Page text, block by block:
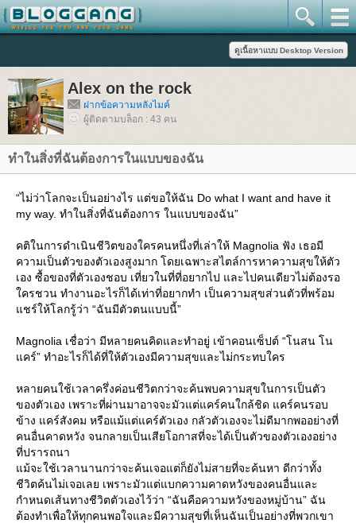
Alex on the rock
ฝากข้อความหลังไมค์
ผู้ติดตามบล็อก : 43 คน
ทำในสิ่งที่ฉันต้องการในแบบของฉัน
“ไม่ว่าโลกจะเป็นอย่างไร แต่ขอให้ฉัน Do what I want and have it
my way. ทำในสิ่งที่ฉันต้องการ ในแบบของฉัน”
คติในการดำเนินชีวิตของใครคนหนึ่งที่เล่าให้ Magnolia ฟัง เธอมี
ความเป็นตัวของตัวเองสูงมาก โดยเฉพาะสไตล์การหาความสุขให้ตัว
เอง ซื้อของที่ตัวเองชอบ เที่ยวในที่ที่อยากไป และไปคนเดียวไม่ต้องรอ
ครชวน ทำงานอะไรก็ได้เท่าที่อยากทำ เป็นความสุขส่วนตัวที่พร้อม
ชร์ให้โลกรู้ว่า “ฉันมีตัวตนแบบนี้”
Magnolia เชื่อว่า มีหลายคนคิดและทำอยู่ เข้าคอนเซ็ปต์ “โนสน โน
คร์” ทำอะไรก็ได้ที่ให้ตัวเองมีความสุขและไม่กระทบใคร
หลายคนใช้เวลาครึ่งค่อนชีวิตกว่าจะค้นพบความสุขในการเป็นตัว
ของตัวเอง เพราะที่ผ่านมาอาจจะมัวแต่แคร์คนใกล้ชิด แคร์คนรอบ
ข้าง แคร์สังคม หรือแม้แต่แคร์ตัวเอง กลัวตัวเองจะไม่ดีมากพออย่างที่
คนอื่นคาดหวัง จนกลายเป็นเสียโอกาสที่จะได้เป็นตัวของตัวเองอย่าง
ที่ปรารถนา
ม้จะใช้เวลานานกว่าจะค้นเจอแต่ก็ยังไม่สายที่จะค้นหา ดีกว่าทั้ง
ชีวิตค้นไม่เจอเลย เพราะมัวแต่แบกความคาดหวังของคนอื่นและ
กำหนดเส้นทางชีวิตตัวเองไว้ว่า “ฉันคือความหวังของหมู่บ้าน” ฉัน
ต้องทำเพื่อให้ทุกคนพอใจและมีความสุขที่เห็นฉันเป็นอย่างที่พวกเขา